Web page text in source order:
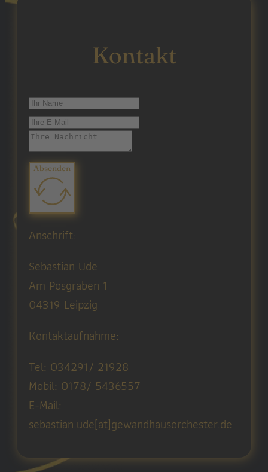
Kontakt
Absenden
Anschrift:
Sebastian Ude
Am Pösgraben 1
04319 Leipzig
Kontaktaufnahme:
Tel: 034291/ 21928
Mobil: 0178/ 5436557
E-Mail:
sebastian.ude[at]gewandhausorchester.de